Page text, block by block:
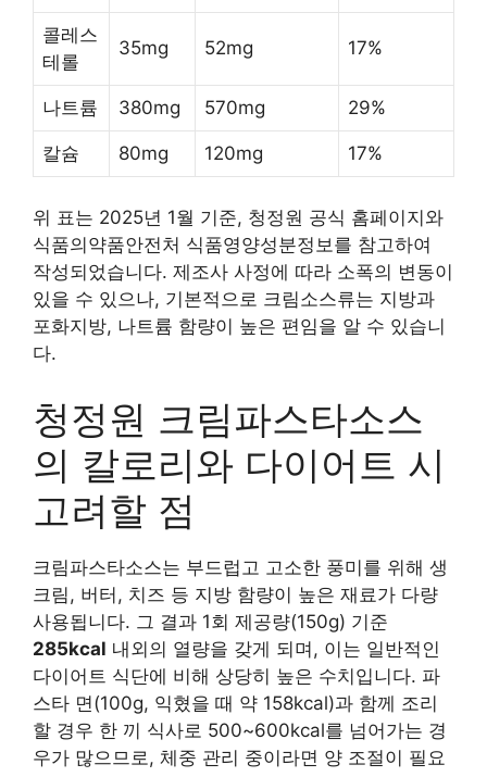
콜레스
테롤
35mg 52mg 17%
나트륨 380mg 570mg 29%
칼슘 80mg 120mg 17%
위 표는 2025년 1월 기준, 청정원 공식 홈페이지와
식품의약품안전처 식품영양성분정보를 참고하여
작성되었습니다. 제조사 사정에 따라 소폭의 변동이
있을 수 있으나, 기본적으로 크림소스류는 지방과
포화지방, 나트륨 함량이 높은 편임을 알 수 있습니
다.
청정원 크림파스타소스
의 칼로리와 다이어트 시
고려할 점
크림파스타소스는 부드럽고 고소한 풍미를 위해 생
크림, 버터, 치즈 등 지방 함량이 높은 재료가 다량
사용됩니다. 그 결과 1회 제공량(150g) 기준
285kcal 내외의 열량을 갖게 되며, 이는 일반적인
다이어트 식단에 비해 상당히 높은 수치입니다. 파
스타 면(100g, 익혔을 때 약 158kcal)과 함께 조리
할 경우 한 끼 식사로 500~600kcal를 넘어가는 경
우가 많으므로, 체중 관리 중이라면 양 조절이 필요